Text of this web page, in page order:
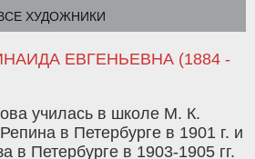
ХУДОЖНИКИ
ЕВГЕНЬЕВНА (1884 -
училась в школе М. К.
в Петербурге в 1901 г. и
в Петербурге в 1903-1905 гг.